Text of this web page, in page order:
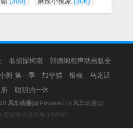
名侦探柯南
郭德纲相声动画版全
新 第一季 加菲猫 银魂
乌龙派
聪明的一休
风车动漫(p) Powered by 风车动漫(p)
费观看动漫动画片的网站